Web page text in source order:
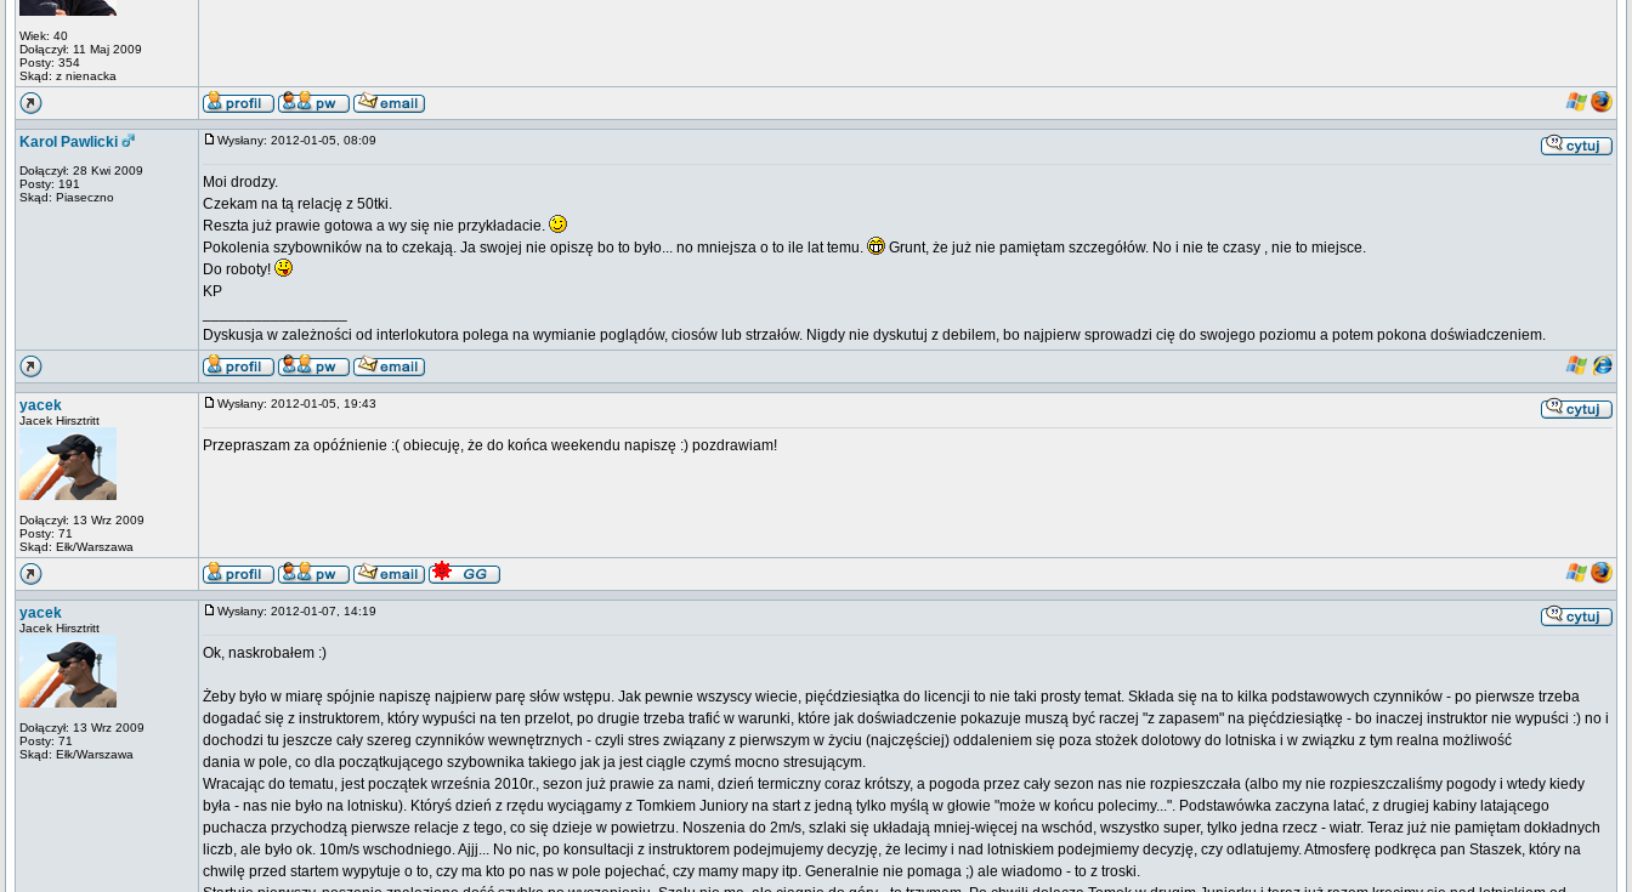
Wiek: 40
Dołączył: 11 Maj 2009
Posty: 354
Skąd: z nienacka
Karol Pawlicki
Dołączył: 28 Kwi 2009
Posty: 191
Skąd: Piaseczno
Wysłany: 2012-01-05, 08:09
Moi drodzy.
Czekam na tą relację z 50tki.
Reszta już prawie gotowa a wy się nie przykładacie.
Pokolenia szybowników na to czekają. Ja swojej nie opiszę bo to było... no mniejsza o to ile lat temu.
Grunt, że już nie pamiętam szczegółów. No i nie te czasy , nie to miejsce.
Do roboty!
KP
Dyskusja w zależności od interlokutora polega na wymianie poglądów, ciosów lub strzałów. Nigdy nie dyskutuj z debilem, bo najpierw sprowadzi cię do swojego poziomu a potem pokona doświadczeniem.
yacek
Jacek Hirsztritt
Dołączył: 13 Wrz 2009
Posty: 71
Skąd: Ełk/Warszawa
Wysłany: 2012-01-05, 19:43
Przepraszam za opóźnienie :( obiecuję, że do końca weekendu napiszę :) pozdrawiam!
yacek
Jacek Hirsztritt
Dołączył: 13 Wrz 2009
Posty: 71
Skąd: Ełk/Warszawa
Wysłany: 2012-01-07, 14:19
Ok, naskrobałem :)
Żeby było w miarę spójnie napiszę najpierw parę słów wstępu. Jak pewnie wszyscy wiecie, pięćdziesiątka do licencji to nie taki prosty temat. Składa się na to kilka podstawowych czynników - po pierwsze trzeba
dogadać się z instruktorem, który wypuści na ten przelot, po drugie trzeba trafić w warunki, które jak doświadczenie pokazuje muszą być raczej "z zapasem" na pięćdziesiątkę - bo inaczej instruktor nie wypuści :) no i
dochodzi tu jeszcze cały szereg czynników wewnętrznych - czyli stres związany z pierwszym w życiu (najczęściej) oddaleniem się poza stożek dolotowy do lotniska i w związku z tym realna możliwość
dania w pole, co dla początkującego szybownika takiego jak ja jest ciągle czymś mocno stresującym.
Wracając do tematu, jest początek września 2010r., sezon już prawie za nami, dzień termiczny coraz krótszy, a pogoda przez cały sezon nas nie rozpieszczała (albo my nie rozpieszczaliśmy pogody i wtedy kiedy
była - nas nie było na lotnisku). Któryś dzień z rzędu wyciągamy z Tomkiem Juniory na start z jedną tylko myślą w głowie "może w końcu polecimy...". Podstawówka zaczyna latać, z drugiej kabiny latającego
puchacza przychodzą pierwsze relacje z tego, co się dzieje w powietrzu. Noszenia do 2m/s, szlaki się układają mniej-więcej na wschód, wszystko super, tylko jedna rzecz - wiatr. Teraz już nie pamiętam dokładnych
liczb, ale było ok. 10m/s wschodniego. Ajjj... No nic, po konsultacji z instruktorem podejmujemy decyzję, że lecimy i nad lotniskiem podejmiemy decyzję, czy odlatujemy. Atmosferę podkręca pan Staszek, który na
chwilę przed startem wypytuje o to, czy ma kto po nas w pole pojechać, czy mamy mapy itp. Generalnie nie pomaga ;) ale wiadomo - to z troski.